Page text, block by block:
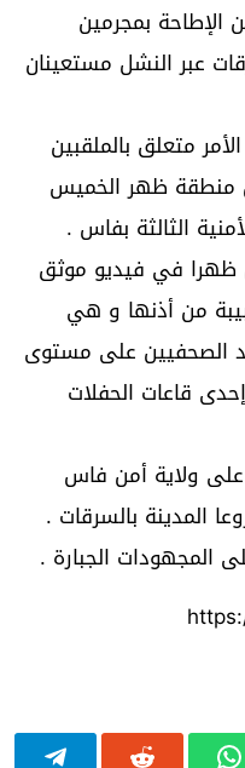
الإطاحة بمجرمين
عبر النشل مستعينان
الحقيقة24 فإن الأمر متعلق بالملقبين
منطقة ظهر الخميس
الثالثة بفاس .
ظهرا في فيديو موثق
من أذنها و هي
الصحفيين على مستوى
قاعات الحفلات
ولاية أمن فاس
المدينة بالسرقات .
المجهودات الجبارة .